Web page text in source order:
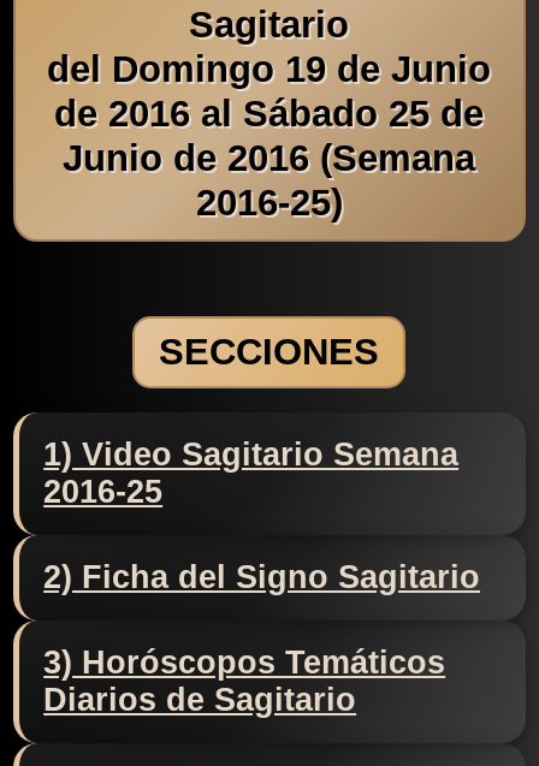
Sagitario
del Domingo 19 de Junio
de 2016 al Sábado 25 de
Junio de 2016 (Semana
2016-25)
SECCIONES
1) Video Sagitario Semana
2016-25
2) Ficha del Signo Sagitario
3) Horóscopos Temáticos
Diarios de Sagitario